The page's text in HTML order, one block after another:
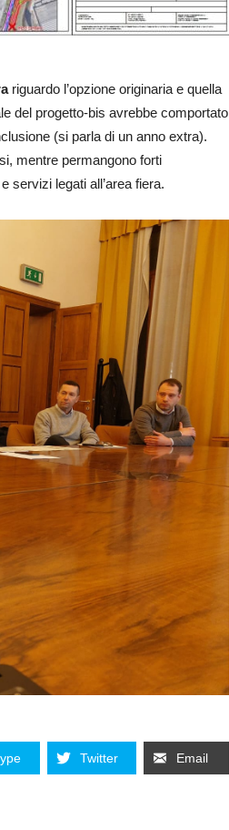
riguardo l’opzione originaria e quella
del progetto-bis avrebbe comportato
(si parla di un anno extra).
mentre permangono forti
servizi legati all’area fiera.
Twitter Email